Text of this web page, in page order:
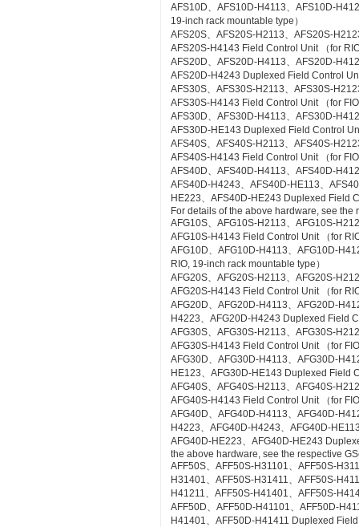
AFS10D、AFS10D-H4113、AFS10D-
19-inch rack mountable type）
AFS20S、AFS20S-H2113、AFS20S-
AFS20S-H4143 Field Control Unit （for
AFS20D、AFS20D-H4113、AFS20D-
AFS20D-H4243 Duplexed Field Control
AFS30S、AFS30S-H2113、AFS30S-
AFS30S-H4143 Field Control Unit （for
AFS30D、AFS30D-H4113、AFS30D-
AFS30D-HE143 Duplexed Field Control
AFS40S、AFS40S-H2113、AFS40S-
AFS40S-H4143 Field Control Unit （for
AFS40D、AFS40D-H4113、AFS40D-
AFS40D-H4243、AFS40D-HE113、
HE223、AFS40D-HE243 Duplexed Field
For details of the above hardware, see the
AFG10S、AFG10S-H2113、AFG10S-
AFG10S-H4143 Field Control Unit （for
AFG10D、AFG10D-H4113、AFG10D-
RIO, 19-inch rack mountable type）
AFG20S、AFG20S-H2113、AFG20S-
AFG20S-H4143 Field Control Unit （for
AFG20D、AFG20D-H4113、AFG20D-
H4223、AFG20D-H4243 Duplexed Field
AFG30S、AFG30S-H2113、AFG30S-
AFG30S-H4143 Field Control Unit （for
AFG30D、AFG30D-H4113、AFG30D-
HE123、AFG30D-HE143 Duplexed Field
AFG40S、AFG40S-H2113、AFG40S-
AFG40S-H4143 Field Control Unit （for
AFG40D、AFG40D-H4113、AFG40D-
H4223、AFG40D-H4243、AFG40D-
AFG40D-HE223、AFG40D-HE243
the above hardware, see the respective
AFF50S、AFF50S-H31101、AFF50S-
H31401、AFF50S-H31411、AFF50S-
H41211、AFF50S-H41401、AFF50S-
AFF50D、AFF50D-H41101、AFF50D-
H41401、AFF50D-H41411 Duplexed